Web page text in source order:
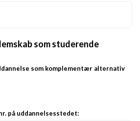
som studerende
som komplementær alternativ
på uddannelsesstedet: